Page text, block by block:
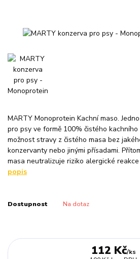
MARTY Monoprotein Kachní maso.
pro psy ve formě 100% čistého
možnost stravy z čistého masa bez
konzervanty nebo jinými přísadami.
masa neutralizuje riziko alergické
popis
Dostupnost Na dotaz
112 Kč/ks